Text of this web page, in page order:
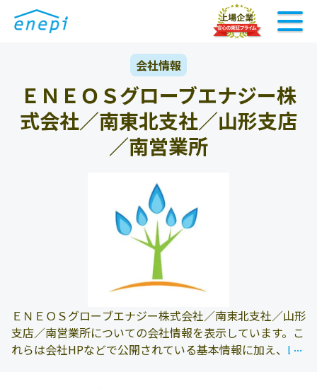
会社情報
ＥＮＥＯＳグローブエナジー株
式会社／南東北支社／山形支店
／南営業所
ＥＮＥＯＳグローブエナジー株式会社／南東北支社／山形
支店／南営業所についての会社情報を表示しています。こ
れらは会社HPなどで公開されている基本情報に加え、 LP
...
...